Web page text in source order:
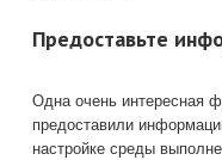
Предоставьте
Одна очень интересная
предоставили
настройке среды